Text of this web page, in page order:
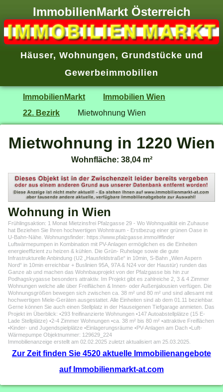
ImmobilienMarkt Österreich
Häuser, Wohnungen, Grundstücke und
Gewerbeimmobilien
ImmobilienMarkt
Immobilien Wien
22. Bezirk
Mietwohnung Wien
Mietwohnung in 1220 Wien
Wohnfläche: 38,04 m²
Wohnung in Wien
Frühlingsaktion: 1 Monat Mietzinsfrei Pfalzgasse 29 - Wo Wohnqualität ein Zuhause
hat Beziehen Sie Ihren hochwertigen Wohntraum - Erstbezug einer grünen Oase in
U-Bahn-Nähe. Wohnungsfinder: https://www.pfalzgasse.immo/#finder
Luftwärmepumpen in Kombination mit PV-Anlagen ermöglichen es die Einheiten
energieeffizient zu heizen & kühlen. Die Grün- Ruhelage sowie die gute
Infrastrukturelle Anbindung (U2 „Hausfeldstraße“ in 10min, S-Bahn „Wien Aspern
Nord“ in 10min erreichbar + Buslinien 95A, 97A & N24 vor der Haustür) runden das
Ganze ab und machen das Wohnbauprojekt von der Pfalzgasse bis hin zur
Podhagskygasse besonders attraktiv. Im Projekt gibt es zahlreiche 2, 3 & 4 Zimmer
Wohnungen welche alle über Freiflächen & Innen- oder Außenjalousien verfügen. Die
Wohnungsgrößen bewegen sich zwischen ca. 38 m² und 80 m² und sind allesamt mit
hochwertigen Miele-Geräten ausgestattet. Alle Einheiten sind ab dem 01.11 beziehbar.
Gerne können Sie auch einen Stellplatz in der Hauseigenen Tiefgarage anmieten. Das
Projekt im Überblick: •293 freifinanzierte Wohnungen •147 Autoabstellplätze (15 E-
Lade Stellplätze) •2-4 Zimmer Wohnungen •ca. 38 m² bis 80 m² •attraktive Freiflächen
•Kinder- und Jugendspielplätze •Einlagerungsräume •PV-Anlagen am Dach •Luft-
Wärmepumpe Objektnummer: 129629_224
Immobilienanzeige erstellt am 02.02.2025 zuletzt aktualisiert am 25.03.2025.
Zur Zeit finden Sie 4520 aktuelle Immobilienangebote
auf Immobilienmarkt-at.com